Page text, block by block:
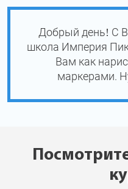
Добрый день! С
школа Империя
Вам как
маркерами.